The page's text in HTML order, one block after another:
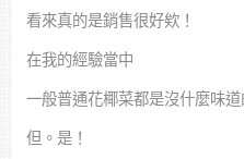
看來真的是銷售很好欸！
在我的經驗當中
一般普通花椰菜都是沒什麼味道
但。是！